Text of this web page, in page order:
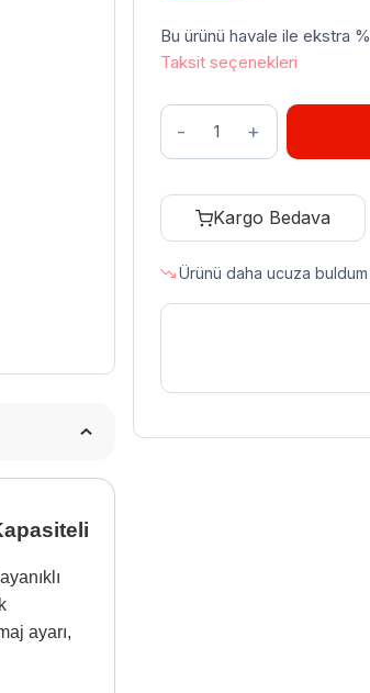
ayarı,
Bu ürünü havale ile ekstra
Taksit seçenekleri
Dirmak
DKT
Volumetrik
Kestart
250
gr
Kargo Bedava
Ürünü daha ucuza buldum